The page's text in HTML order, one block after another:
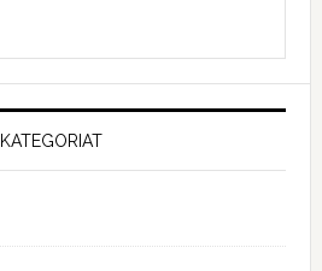
KATEGORIAT